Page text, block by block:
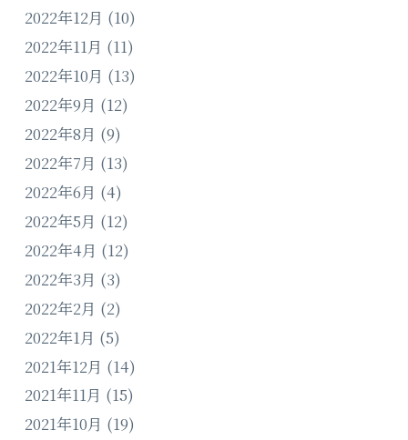
2022年12月 (10)
2022年11月 (11)
2022年10月 (13)
2022年9月 (12)
2022年8月 (9)
2022年7月 (13)
2022年6月 (4)
2022年5月 (12)
2022年4月 (12)
2022年3月 (3)
2022年2月 (2)
2022年1月 (5)
2021年12月 (14)
2021年11月 (15)
2021年10月 (19)